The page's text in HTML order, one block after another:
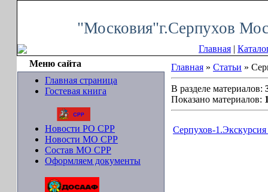
"Московия"г.Серпухов
Главная |
Меню сайта
Главная страница
Гостевая книга
Новости РО СРР
Новости МО СРР
Состав МО СРР
Оформляем документы
Главная » Статьи »
В разделе материалов:
Показано материалов:
Серпухов-